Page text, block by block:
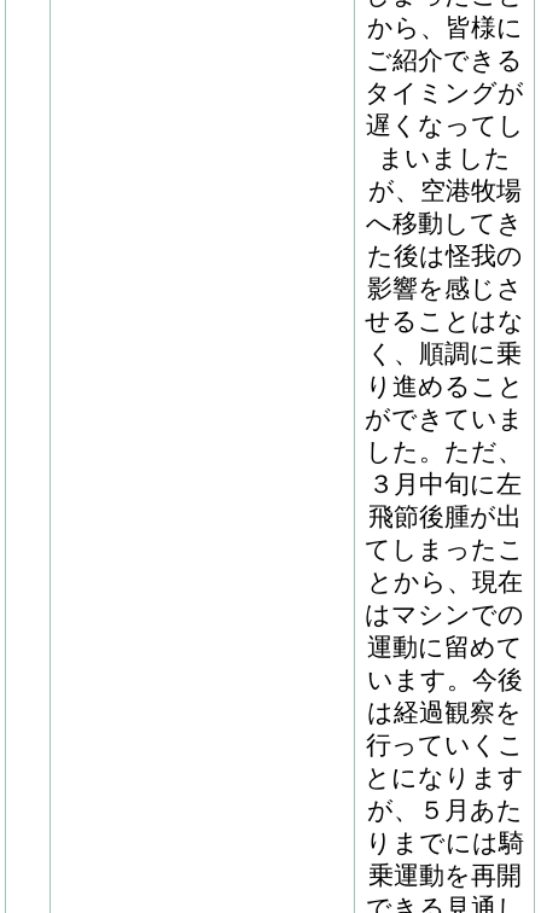
強さを感じる
歩様も目を引
きますし、さ
すが血統馬だ
なと思わせる
気配の良さで
いるとのこと
ですが、そこ
もなさそうで
すから、夏ぐ
らいをメドに
入厩できれば
と考えていま
日、９００ｍ
スをハロン１
５～１７秒の
キャンター２
本駆け上がっ
ており、残り
の日は軽めの
調整メニュー
をこなしてい
ます。「空港
牧場へ移動し
た後はトラブ
ルもなく、順
調に調教メニ
ューを消化す
ることができ
ています。す
でにハロン１
５秒ペースを